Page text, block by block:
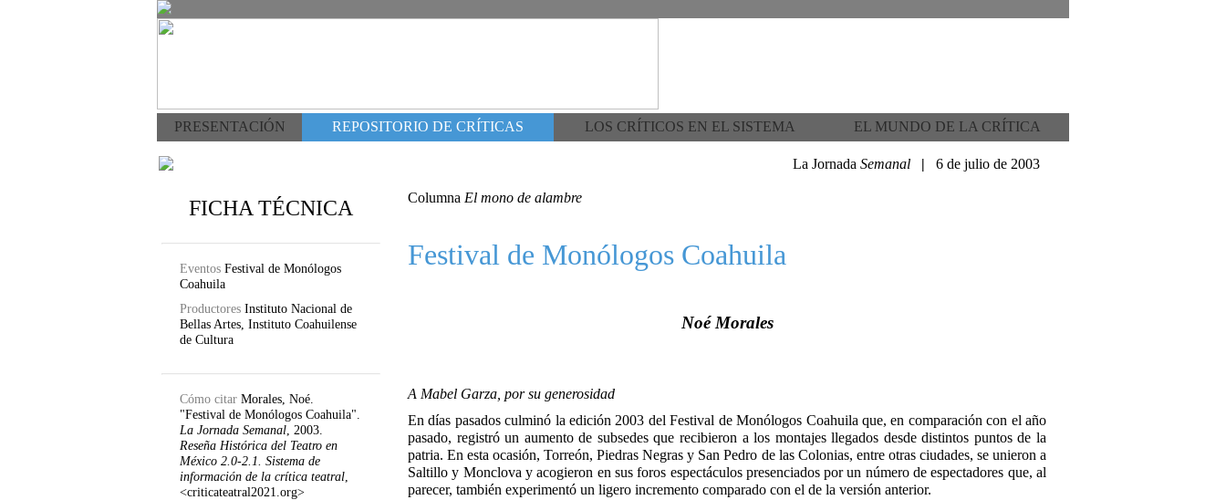
PRESENTACIÓN REPOSITORIO DE CRÍTICAS LOS CRÍTICOS EN EL SISTEMA EL MUNDO DE LA CRÍTICA
FICHA TÉCNICA
Eventos Festival de Monólogos
Coahuila
Productores Instituto Nacional de
Bellas Artes, Instituto Coahuilense
de Cultura
Cómo citar Morales, Noé.
"Festival de Monólogos Coahuila".
La Jornada Semanal , 2003.
Reseña Histórica del Teatro en
México 2.0-2.1. Sistema de
información de la crítica teatral
<criticateatral2021.org>
La Jornada Semanal | 6 de julio de 2003
Columna El mono de alambre
Festival de Monólogos Coahuila
Noé Morales
A Mabel Garza, por su generosidad
En días pasados culminó la edición 2003 del Festival de Monólogos Coahuila que, en comparación con el año
pasado, registró un aumento de subsedes que recibieron a los montajes llegados desde distintos puntos de la
patria. En esta ocasión, Torreón, Piedras Negras y San Pedro de las Colonias, entre otras ciudades, se unieron a
Saltillo y Monclova y acogieron en sus foros espectáculos presenciados por un número de espectadores que, al
parecer, también experimentó un ligero incremento comparado con el de la versión anterior.